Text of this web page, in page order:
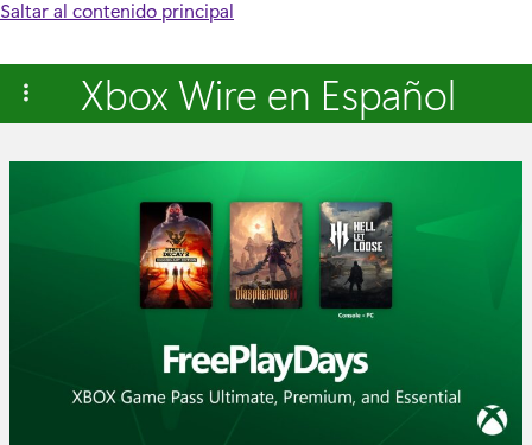
Saltar al contenido principal
Xbox Wire en Español